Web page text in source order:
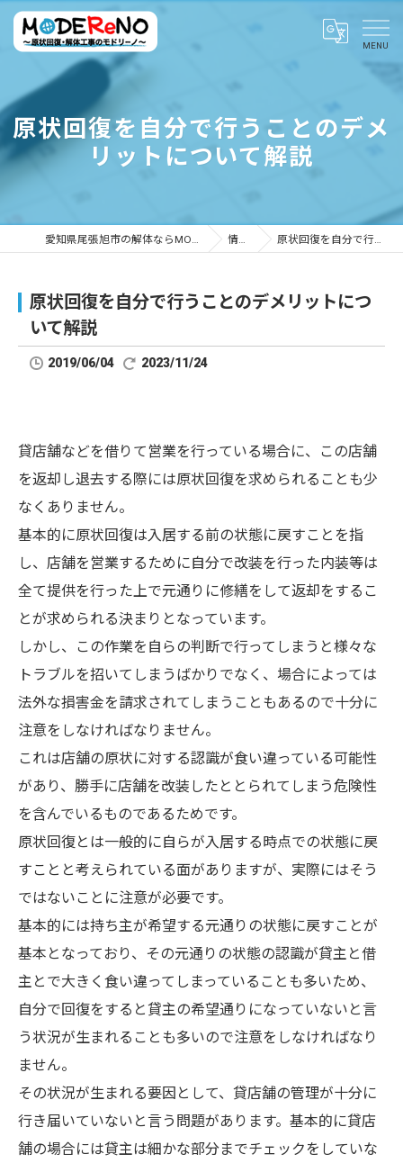
原状回復を自分で行うことのデメ
リットについて解説
愛知県尾張旭市の解体ならMODEReNO ～原状回復・解体工事のモドリーノ～ 情報ブログ 原状回復を自分で行うことのデメリットについて解説
原状回復を自分で行うことのデメリットにつ
いて解説
2019/06/04 2023/11/24
貸店舗などを借りて営業を行っている場合に、この店舗
を返却し退去する際には原状回復を求められることも少
なくありません。
基本的に原状回復は入居する前の状態に戻すことを指
し、店舗を営業するために自分で改装を行った内装等は
全て提供を行った上で元通りに修繕をして返却をするこ
とが求められる決まりとなっています。
しかし、この作業を自らの判断で行ってしまうと様々な
トラブルを招いてしまうばかりでなく、場合によっては
法外な損害金を請求されてしまうこともあるので十分に
注意をしなければなりません。
これは店舗の原状に対する認識が食い違っている可能性
があり、勝手に店舗を改装したととられてしまう危険性
を含んでいるものであるためです。
原状回復とは一般的に自らが入居する時点での状態に戻
すことと考えられている面がありますが、実際にはそう
ではないことに注意が必要です。
基本的には持ち主が希望する元通りの状態に戻すことが
基本となっており、その元通りの状態の認識が貸主と借
主とで大きく食い違ってしまっていることも多いため、
自分で回復をすると貸主の希望通りになっていないと言
う状況が生まれることも多いので注意をしなければなり
ません。
その状況が生まれる要因として、貸店舗の管理が十分に
行き届いていないと言う問題があります。基本的に貸店
舗の場合には貸主は細かな部分までチェックをしていな